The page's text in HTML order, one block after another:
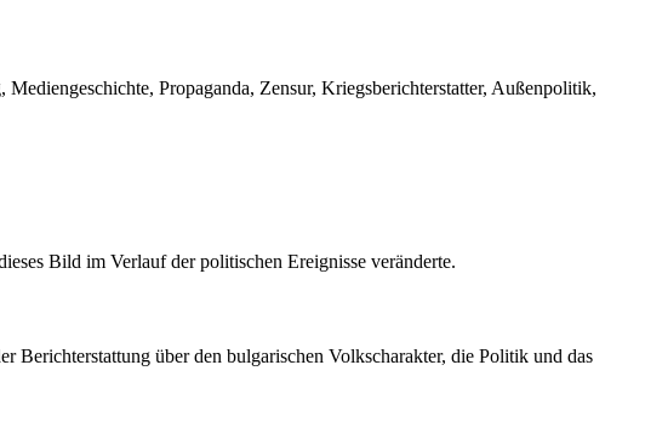
Propaganda, Zensur, Kriegsberichterstatter, Außenpolitik,
Bild im Verlauf der politischen Ereignisse veränderte.
Berichterstattung über den bulgarischen Volkscharakter, die Politik und das